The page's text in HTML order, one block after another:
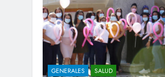
GENERALES SALUD